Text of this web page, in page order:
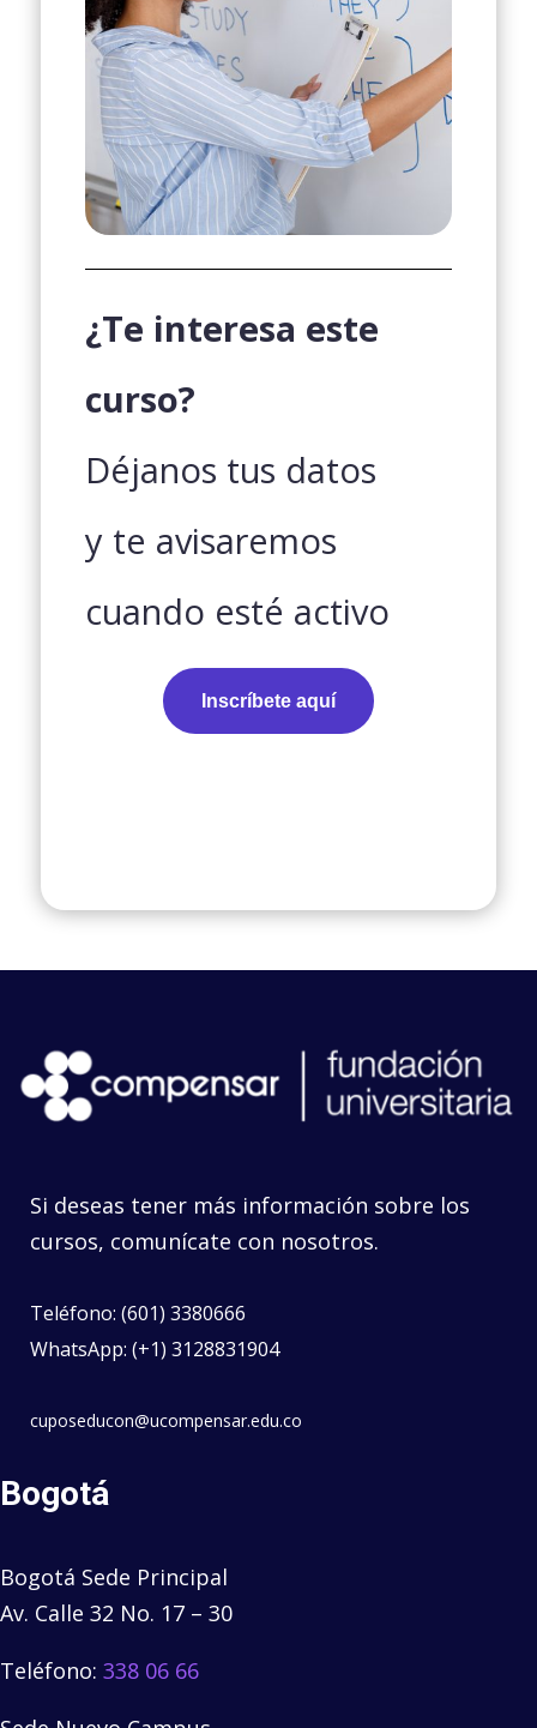
¿Te interesa este
curso?
Déjanos tus datos
y te avisaremos
cuando esté activo
Inscríbete aquí
Si deseas tener más información sobre los
cursos, comunícate con nosotros.
Teléfono: (601) 3380666
WhatsApp: (+1) 3128831904
cuposeducon@ucompensar.edu.co
Bogotá
Bogotá Sede Principal
Av. Calle 32 No. 17 – 30
Teléfono: 338 06 66